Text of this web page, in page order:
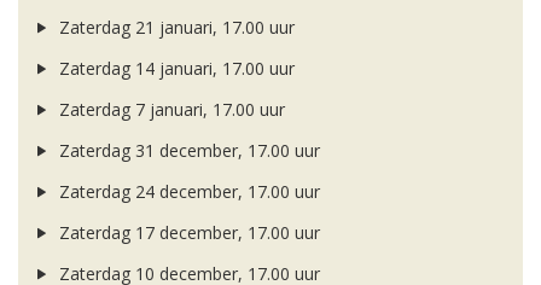
Zaterdag 21 januari, 17.00 uur
Zaterdag 14 januari, 17.00 uur
Zaterdag 7 januari, 17.00 uur
Zaterdag 31 december, 17.00 uur
Zaterdag 24 december, 17.00 uur
Zaterdag 17 december, 17.00 uur
Zaterdag 10 december, 17.00 uur